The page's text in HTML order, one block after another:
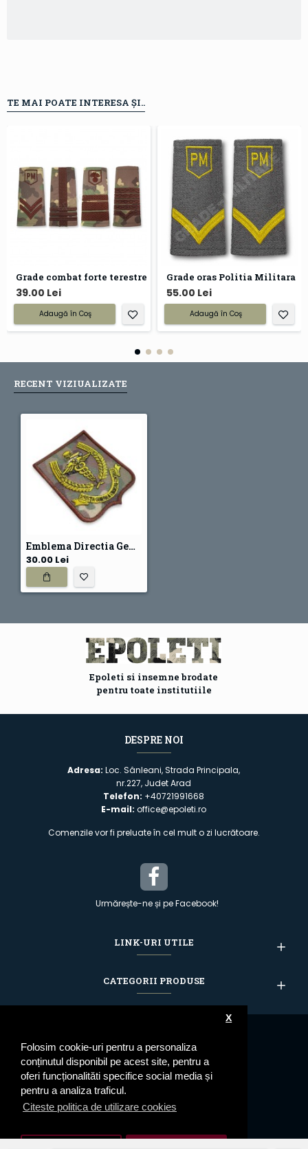
Folosim cookie-uri pentru a personaliza
conținutul disponibil pe acest site, pentru a
oferi funcționalităti specifice social media și
pentru a analiza traficul.
Citeste politica de utilizare cookies
X
TE MAI POATE INTERESA ȘI..
Grade combat forte terestre
39.00 Lei
Adaugă în Coş
Grade oras Politia Militara
55.00 Lei
Adaugă în Coş
RECENT VIZIUALIZATE
Emblema Directia Generala Financiar Contabila
30.00 Lei
Epoleti si insemne brodate
pentru toate institutiile
DESPRE NOI
Adresa:Loc. Sânleani, Strada Principala,
nr.227, Judet Arad
Telefon: +40721991668
E-mail: office@epoleti.ro
Comenzile vor fi preluate în cel mult o zi lucrătoare.
Urmărește-ne și pe Facebook!
LINK-URI UTILE
CATEGORII PRODUSE